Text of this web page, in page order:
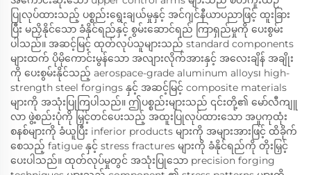
ပြုလုပ်ထားသည့် ပစ္စည်းရွေးချယ်မှုနှင့် အင်ဂျင်နီယာပညာဖြင့် ထူးခြား
ပြီး မညှိနိုင်သော ခံနိုင်ရည်နှင့် စွမ်းဆောင်ရည် ကြာရှည်မှုကို ပေးစွမ်း
ပါသည်။ အဆင့်မြင့် ထုတ်လုပ်သူများသည် standard components
များထက် ပိုမိုကောင်းမွန်သော အလျားလိုက်အားနှင့် အလေးချိန် အချိုး
ကို ပေးစွမ်းနိုင်သည့် aerospace-grade aluminum alloys၊ high-
strength steel forgings နှင့် အဆင့်မြင့် composite materials
များကို အသုံးပြုကြပါသည်။ ဤပစ္စည်းများသည် ၎င်းတို့၏ မော်လီကျူ
လာ ဖွဲ့စည်းပုံကို မြှင့်တင်ပေးသည့် အထူးပြုလုပ်ထားသော အပူကုထုံး
စနစ်များကို ခံယူပြီး inferior products များကို အများအားဖြင့် ထိခိုက်
စေသည့် fatigue နှင့် stress fractures များကို ခံနိုင်ရည်ကို တိုးမြှင့်
ပေးပါသည်။ ထုတ်လုပ်မှုတွင် အသုံးပြုသော precision forging